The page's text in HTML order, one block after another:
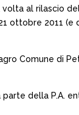
al rilascio
ottobre 2011 (e
Comune di
della P.A.